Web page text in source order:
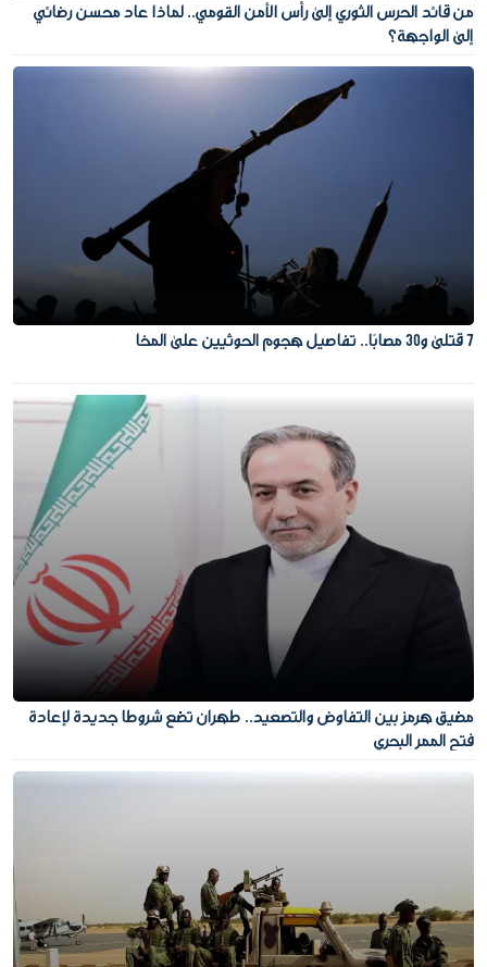
من قائد الحرس الثوري إلى رأس الأمن القومي.. لماذا عاد محسن رضائي
إلى الواجهة؟
7 قتلى و30 مصابًا.. تفاصيل هجوم الحوثيين على المخا
مضيق هرمز بين التفاوض والتصعيد.. طهران تضع شروطا جديدة لإعادة
فتح الممر البحري